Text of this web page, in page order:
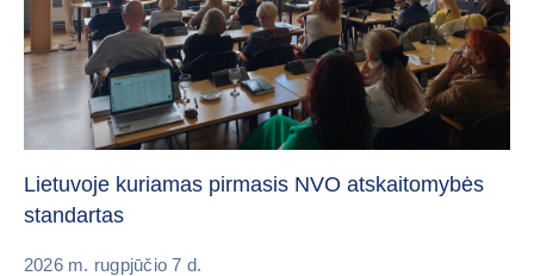
Lietuvoje kuriamas pirmasis NVO atskaitomybės
standartas
2026 m. rugpjūčio 7 d.